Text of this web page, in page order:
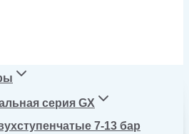
серия GX
7-13 бар